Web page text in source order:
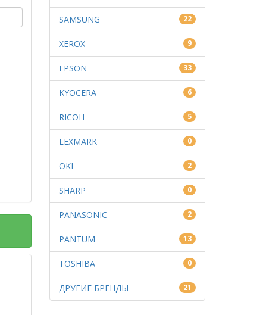
SAMSUNG 22
XEROX 9
EPSON 33
KYOCERA 6
RICOH 5
LEXMARK 0
OKI 2
SHARP 0
PANASONIC 2
PANTUM 13
TOSHIBA 0
ДРУГИЕ БРЕНДЫ 21